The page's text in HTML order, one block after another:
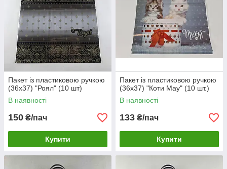
Пакет із пластиковою ручкою
(36х37) "Роял" (10 шт)
В наявності
150 ₴/пач
Купити
Пакет із пластиковою ручкою
(36х37) "Коти Мау" (10 шт.)
В наявності
133 ₴/пач
Купити